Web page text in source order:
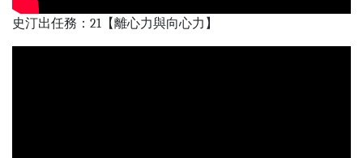
史汀出任務：21【離心力與向心力】